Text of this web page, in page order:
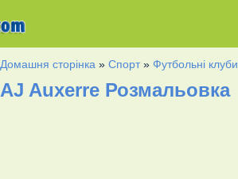
Домашня сторінка »Спорт»Футбольні клуби
AJ Auxerre Розмальовка